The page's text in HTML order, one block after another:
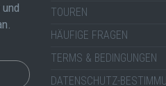
TOUREN
HÄUFIGE FRAGEN
TERMS & BEDINGUNGEN
DATENSCHUTZ-